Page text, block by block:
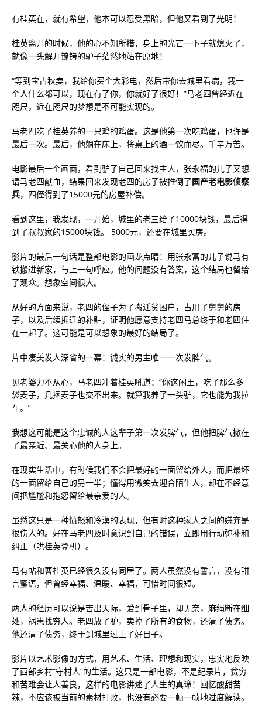
有桂英在，就有希望，他本可以忍受黑暗，但他又看到了光明！
桂英离开的时候，他的心不知所措，身上的光芒一下子就熄灭了，
就像一头解开镣铐的驴子茫然地站在原地！
“等到宝古秋卖，我给你买个大彩电，然后带你去城里看病，我一
个人什么都可以，现在有了你，你就好了很好！”马老四曾经近在
咫尺，近在咫尺的梦想是不可能实现的。
马老四吃了桂英养的一只鸡的鸡蛋。这是他第一次吃鸡蛋，也许是
最后一次。最后，他躺在床上，将桌上的酒一饮而尽。千辛万苦。
电影最后一个画面，看到驴子自己回来找主人，张永福的儿子又想
请马老四献血，结果回来发现老四的房子被推倒了国产老电影侦察
兵，四侄得到了15000元的房屋补偿。
看到这里，我发现，一开始，城里的老三给了10000块钱，最后得
到了叔叔家的15000块钱。 5000元，还要在城里买房。
影片的最后一句话是整部电影的画龙点睛：用张永富的儿子说马有
铁搬进新家，与上一句呼应。他的问题没有答案，这个结局也留给
了观众。想象空间很大。
从好的方面来说，老四的侄子为了搬迁贫困户，占用了舅舅的房
子，以及后续拆迁的补贴，证明他愿意支持老四马总终于和老四住
在一起了。这可能是可以想象的最好的结局了。
片中凄美发人深省的一幕：诚实的男主唯一一次发脾气。
见老婆力不从心，马老四冲着桂英吼道：“你这闲王，吃了那么多
袋麦子，几捆麦子也交不出来。就算我养了一头驴，它也能为我拉
车。”
我想这可能是这个忠诚的人这辈子第一次发脾气，但他把脾气撒在
了最亲近、最关心他的人身上。
在现实生活中，有时候我们不会把最好的一面留给外人，而把最坏
的一面留给自己的另一半；懂得用微笑去迎合陌生人，却在不经意
间把尴尬和抱怨留给最亲爱的人。
虽然这只是一种愤怒和冷漠的表现，但有时这种家人之间的嫌弃是
很伤人的。好在马老四及时意识到自己的错误，立即用行动弥补和
纠正（哄桂英登机）。
马有帖和曹桂英已经很久没有同居了。两人虽然没有誓言，没有甜
言蜜语，但曾经幸福、温暖、幸福，可惜时间很短。
两人的经历可以说是苦出天际，爱到骨子里，却无奈，麻绳断在细
处，祸患找穷人。老四放了驴，卖掉了所有的食物，还清了债务。
他还清了债务，终于到城里过上了好日子。
影片以艺术影像的方式，用艺术、生活、理想和现实，忠实地反映
了西部乡村“守村人”的生活。这只是一部电影，不是纪录片，贫穷
和苦难会让人善良，这样的电影讲述了人生的真谛！回忆酸甜苦
辣，不应该被当前的素材打败，也没有必要一帧一帧地过度解读。